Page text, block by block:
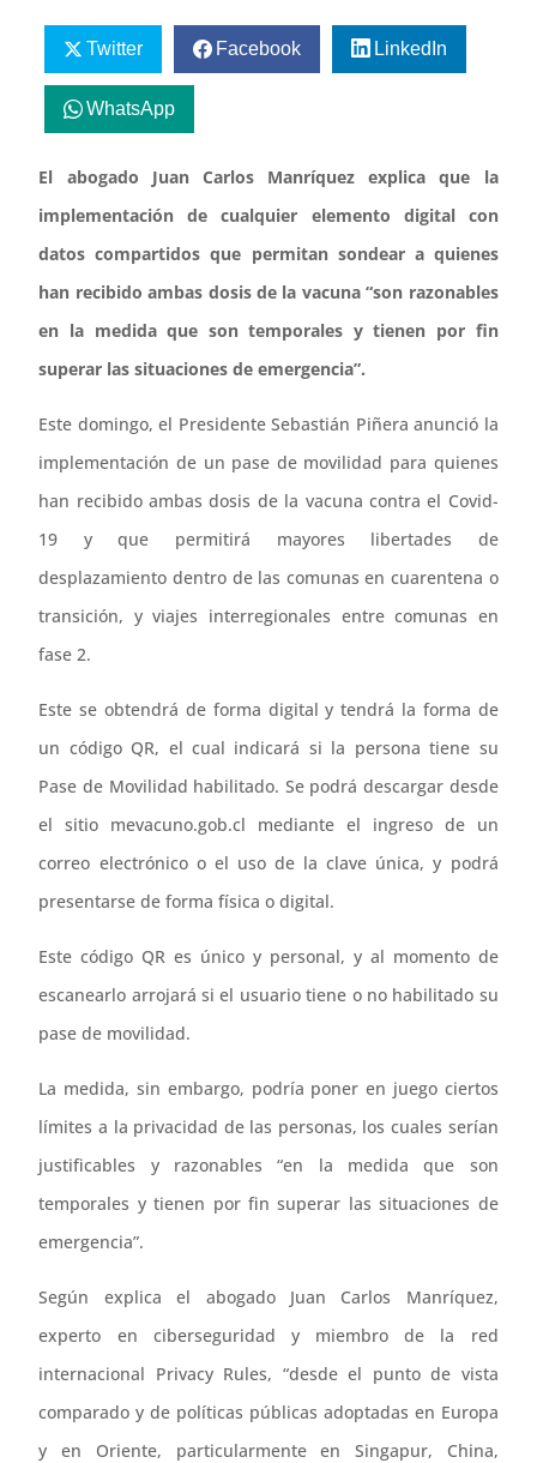
Twitter Facebook LinkedIn
WhatsApp
El abogado Juan Carlos Manríquez explica que la
implementación de cualquier elemento digital con
datos compartidos que permitan sondear a quienes
han recibido ambas dosis de la vacuna “son razonables
en la medida que son temporales y tienen por fin
superar las situaciones de emergencia”.
Este domingo, el Presidente Sebastián Piñera anunció la
implementación de un pase de movilidad para quienes
han recibido ambas dosis de la vacuna contra el Covid-
19 y que permitirá mayores libertades de
desplazamiento dentro de las comunas en cuarentena o
transición, y viajes interregionales entre comunas en
fase 2.
Este se obtendrá de forma digital y tendrá la forma de
un código QR, el cual indicará si la persona tiene su
Pase de Movilidad habilitado. Se podrá descargar desde
el sitio mevacuno.gob.cl mediante el ingreso de un
correo electrónico o el uso de la clave única, y podrá
presentarse de forma física o digital.
Este código QR es único y personal, y al momento de
escanearlo arrojará si el usuario tiene o no habilitado su
pase de movilidad.
La medida, sin embargo, podría poner en juego ciertos
límites a la privacidad de las personas, los cuales serían
justificables y razonables “en la medida que son
temporales y tienen por fin superar las situaciones de
emergencia”.
Según explica el abogado Juan Carlos Manríquez,
experto en ciberseguridad y miembro de la red
internacional Privacy Rules, “desde el punto de vista
comparado y de políticas públicas adoptadas en Europa
y en Oriente, particularmente en Singapur, China,